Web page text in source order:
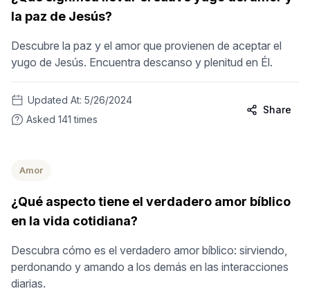
la paz de Jesús?
Descubre la paz y el amor que provienen de aceptar el
yugo de Jesús. Encuentra descanso y plenitud en Él.
Updated At: 5/26/2024
Asked 141 times
Share
Amor
¿Qué aspecto tiene el verdadero amor bíblico
en la vida cotidiana?
Descubra cómo es el verdadero amor bíblico: sirviendo,
perdonando y amando a los demás en las interacciones
diarias.